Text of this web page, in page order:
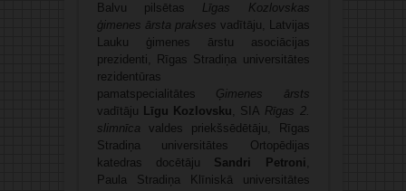
Balvu pilsētas Līgas Kozlovskas
ģimenes ārsta prakses vadītāju, Latvijas
Lauku ģimenes ārstu asociācijas
prezidenti, Rīgas Stradiņa universitātes
rezidentūras
pamatspecialitātes Ģimenes ārsts
vadītāju Līgu Kozlovsku, SIA Rīgas 2.
slimnīca valdes priekšsēdētāju, Rīgas
Stradiņa universitātes Ortopēdijas
katedras docētāju Sandri Petroni ,
Paula Stradiņa Klīniskā universitātes